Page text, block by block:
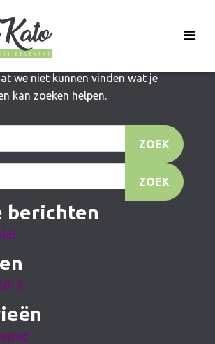
we niet kunnen vinden wat je
kan zoeken helpen.
berichten